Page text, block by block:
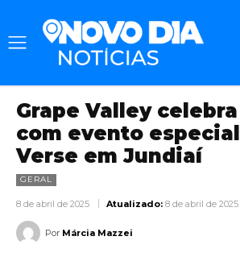
Grape Valley
com evento
Verse em Jundiaí
GERAL
8 de abril de 2025 Atualizado: 8 de abril de 2025
Por Márcia Mazzei